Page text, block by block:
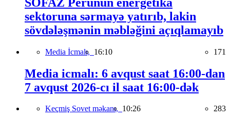
sektoruna sərmayə yatırıb, lakin
sövdələşmənin məbləğini açıqlamayıb
Media İcmalı, 16:10 171
Media icmalı: 6 avqust saat 16:00-dan
7 avqust 2026-cı il saat 16:00-dək
Keçmiş Sovet məkanı, 10:26 283